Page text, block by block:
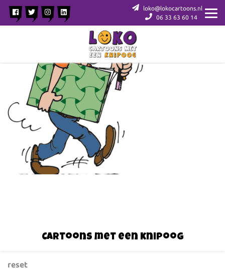
loko@lokocartoons.nl
06 33 63 60 14
Cartoons met een knipoog
reset